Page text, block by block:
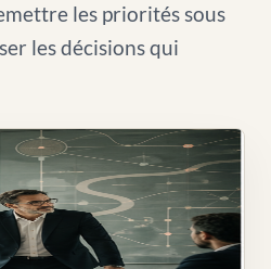
les priorités sous
les décisions qui